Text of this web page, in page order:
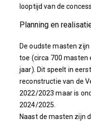
looptijd van de
Planning en
De oudste masten
toe (circa 700 masten
jaar). Dit speelt in
reconstructie van de
2022/2023 maar is
2024/2025.
Naast de masten zijn